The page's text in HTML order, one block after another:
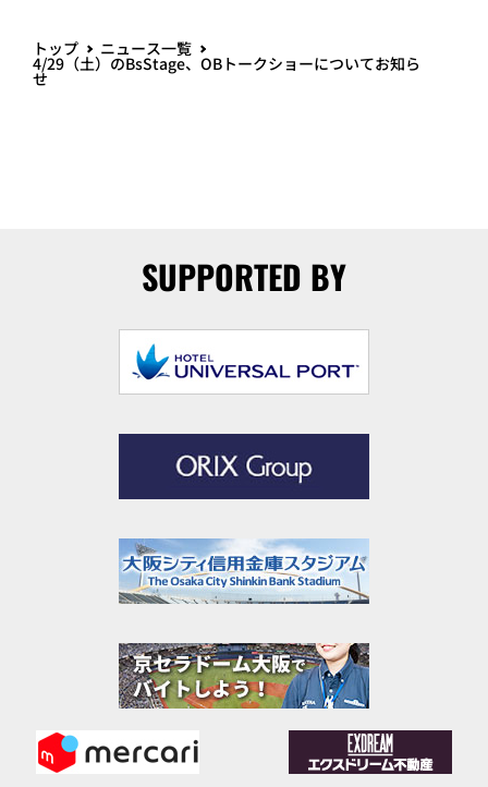
トップ ニュース一覧
4/29（土）のBsStage、OBトークショーについてお知ら
せ
SUPPORTED BY